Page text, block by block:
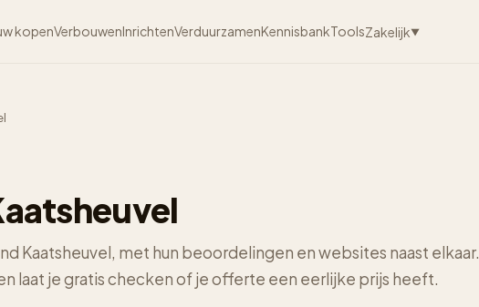
kopenVerbouwenInrichtenVerduurzamenKennisbankToolsZakelijk▼
Kaatsheuvel, met hun beoordelingen en websites naast elkaar.
laat je gratis checken of je offerte een eerlijke prijs heeft.